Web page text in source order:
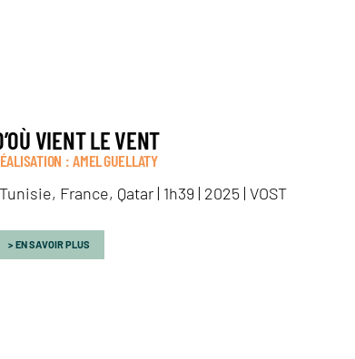
VIENT LE VENT
: AMEL GUELLATY
France, Qatar | 1h39 | 2025 | VOST
EN SAVOIR PLUS